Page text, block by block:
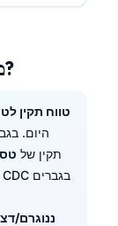
מה נחשב לתוצאת טסטוסטרון תקינה?
טווח תקין
היום.
תקין של
ננוגרם/